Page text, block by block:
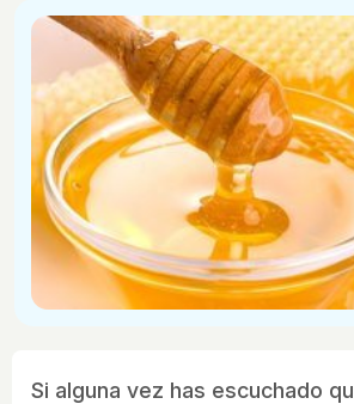
Si alguna vez has escuchado